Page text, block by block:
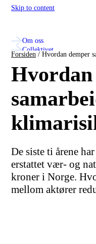
Skip to content
Utforsk seminarer, nettverk
bransjens
Om oss
Collektivet
Annonsering og
Forsiden / Hvordan demper
De siste ti årene
erstattet vær- og
kroner i Norge.
mellom aktører